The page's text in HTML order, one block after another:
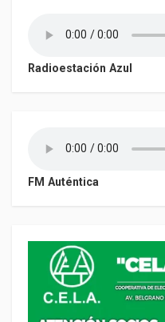
Radioestación Azul
FM Auténtica